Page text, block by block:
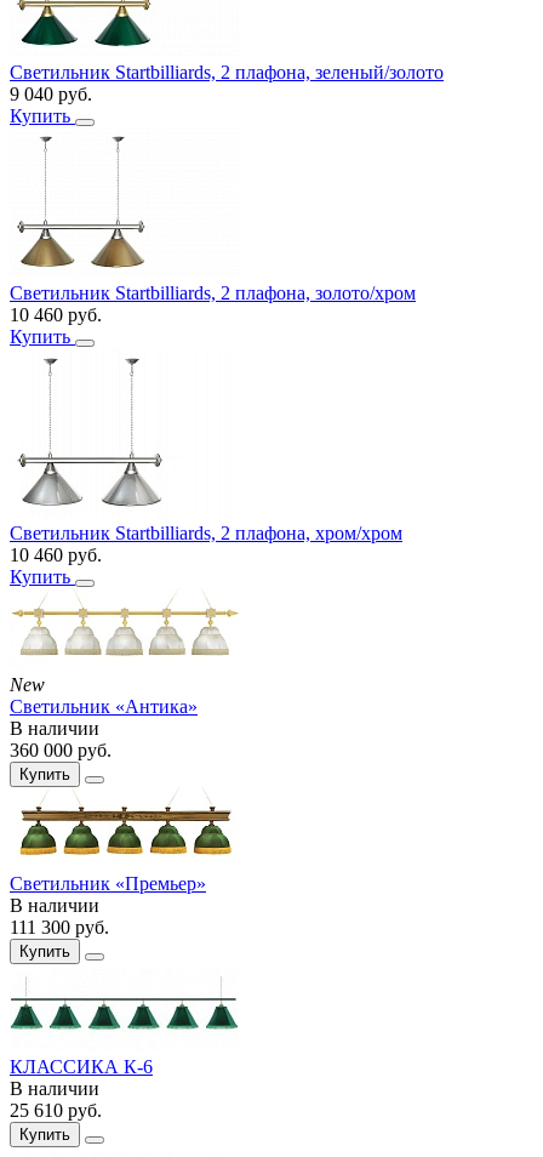
Светильник Startbilliards, 2 плафона, зеленый/золото
9 040 руб.
Купить
Светильник Startbilliards, 2 плафона, золото/хром
10 460 руб.
Купить
Светильник Startbilliards, 2 плафона, хром/хром
10 460 руб.
Купить
New
Светильник «Антика»
В наличии
360 000 руб.
Купить
Светильник «Премьер»
В наличии
111 300 руб.
Купить
КЛАССИКА К-6
В наличии
25 610 руб.
Купить